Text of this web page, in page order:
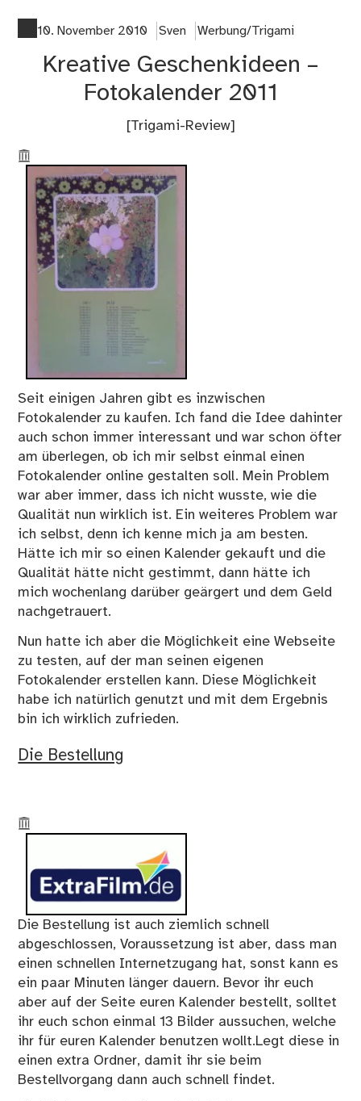
10. November 2010 Sven Werbung/Trigami
Kreative Geschenkideen –
Fotokalender 2011
[Trigami-Review]
Seit einigen Jahren gibt es inzwischen
Fotokalender zu kaufen. Ich fand die Idee dahinter
auch schon immer interessant und war schon öfter
am überlegen, ob ich mir selbst einmal einen
Fotokalender online gestalten soll. Mein Problem
war aber immer, dass ich nicht wusste, wie die
Qualität nun wirklich ist. Ein weiteres Problem war
ich selbst, denn ich kenne mich ja am besten.
Hätte ich mir so einen Kalender gekauft und die
Qualität hätte nicht gestimmt, dann hätte ich
mich wochenlang darüber geärgert und dem Geld
nachgetrauert.
Nun hatte ich aber die Möglichkeit eine Webseite
zu testen, auf der man seinen eigenen
Fotokalender erstellen kann. Diese Möglichkeit
habe ich natürlich genutzt und mit dem Ergebnis
bin ich wirklich zufrieden.
Die Bestellung
Die Bestellung ist auch ziemlich schnell
abgeschlossen, Voraussetzung ist aber, dass man
einen schnellen Internetzugang hat, sonst kann es
ein paar Minuten länger dauern. Bevor ihr euch
aber auf der Seite euren Kalender bestellt, solltet
ihr euch schon einmal 13 Bilder aussuchen, welche
ihr für euren Kalender benutzen wollt.Legt diese in
einen extra Ordner, damit ihr sie beim
Bestellvorgang dann auch schnell findet.